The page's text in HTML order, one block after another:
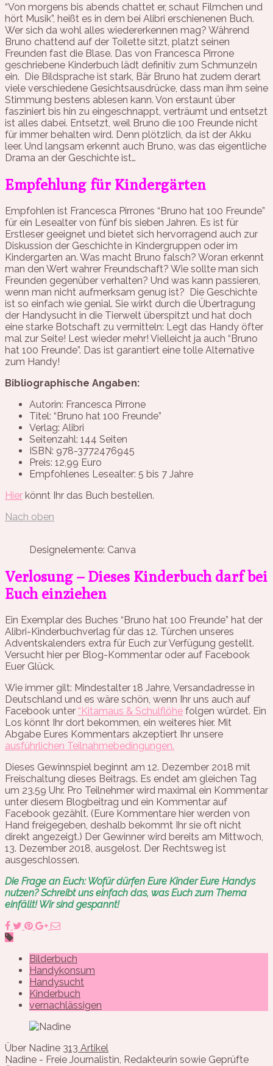
“Von morgens bis abends chattet er, schaut Filmchen und
hört Musik”, heißt es in dem bei Alibri erschienenen Buch.
Wer sich da wohl alles wiedererkennen mag? Während
Bruno chattend auf der Toilette sitzt, platzt seinen
Freunden fast die Blase. Das von Francesca Pirrone
geschriebene Kinderbuch lädt definitiv zum Schmunzeln
ein. Die Bildsprache ist stark, Bär Bruno hat zudem derart
viele verschiedene Gesichtsausdrücke, dass man ihm seine
Stimmung bestens ablesen kann. Von erstaunt über
fasziniert bis hin zu eingeschnappt, verträumt und entsetzt
ist alles dabei. Entsetzt, weil Bruno die 100 Freunde nicht
für immer behalten wird. Denn plötzlich, da ist der Akku
leer. Und langsam erkennt auch Bruno, was das eigentliche
Drama an der Geschichte ist…
Empfehlung für Kindergärten
Empfohlen ist Francesca Pirrones “Bruno hat 100 Freunde”
für ein Lesealter von fünf bis sieben Jahren. Es ist für
Erstleser geeignet und bietet sich hervorragend auch zur
Diskussion der Geschichte in Kindergruppen oder im
Kindergarten an. Was macht Bruno falsch? Woran erkennt
man den Wert wahrer Freundschaft? Wie sollte man sich
Freunden gegenüber verhalten? Und was kann passieren,
wenn man nicht aufmerksam genug ist? Die Geschichte
ist so einfach wie genial. Sie wirkt durch die Übertragung
der Handysucht in die Tierwelt überspitzt und hat doch
eine starke Botschaft zu vermitteln: Legt das Handy öfter
mal zur Seite! Lest wieder mehr! Vielleicht ja auch “Bruno
hat 100 Freunde”. Das ist garantiert eine tolle Alternative
zum Handy!
Bibliographische Angaben:
Autorin: Francesca Pirrone
Titel: “Bruno hat 100 Freunde”
Verlag: Alibri
Seitenzahl: 144 Seiten
ISBN: 978-3772476945
Preis: 12,99 Euro
Empfohlenes Lesealter: 5 bis 7 Jahre
Hier könnt Ihr das Buch bestellen.
Nach oben
Designelemente: Canva
Verlosung – Dieses Kinderbuch darf bei
Euch einziehen
Ein Exemplar des Buches “Bruno hat 100 Freunde” hat der
Alibri-Kinderbuchverlag für das 12. Türchen unseres
Adventskalenders extra für Euch zur Verfügung gestellt.
Versucht hier per Blog-Kommentar oder auf Facebook
Euer Glück.
Wie immer gilt: Mindestalter 18 Jahre, Versandadresse in
Deutschland und es wäre schön, wenn Ihr uns auch auf
Facebook unter “Kitamaus & Schulflöhe folgen würdet. Ein
Los könnt Ihr dort bekommen, ein weiteres hier. Mit
Abgabe Eures Kommentars akzeptiert Ihr unsere
ausführlichen Teilnahmebedingungen.
Dieses Gewinnspiel beginnt am 12. Dezember 2018 mit
Freischaltung dieses Beitrags. Es endet am gleichen Tag
um 23.59 Uhr. Pro Teilnehmer wird maximal ein Kommentar
unter diesem Blogbeitrag und ein Kommentar auf
Facebook gezählt. (Eure Kommentare hier werden von
Hand freigegeben, deshalb bekommt Ihr sie oft nicht
direkt angezeigt.) Der Gewinner wird bereits am Mittwoch,
13. Dezember 2018, ausgelost. Der Rechtsweg ist
ausgeschlossen.
Die Frage an Euch: Wofür dürfen Eure Kinder Eure Handys
nutzen? Schreibt uns einfach das, was Euch zum Thema
einfällt! Wir sind gespannt!
Bilderbuch
Handykonsum
Handysucht
Kinderbuch
vernachlässigen
Über Nadine 313 Artikel
Nadine - Freie Journalistin, Redakteurin sowie Geprüfte